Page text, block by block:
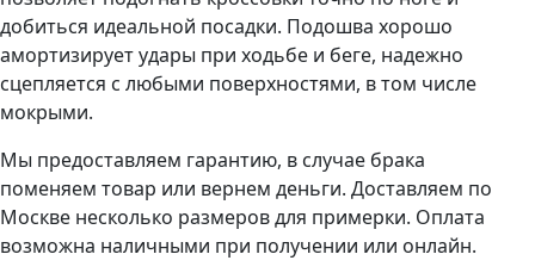
добиться идеальной посадки. Подошва хорошо
амортизирует удары при ходьбе и беге, надежно
сцепляется с любыми поверхностями, в том числе
мокрыми.
Мы предоставляем гарантию, в случае брака
поменяем товар или вернем деньги. Доставляем по
Москве несколько размеров для примерки. Оплата
возможна наличными при получении или онлайн.